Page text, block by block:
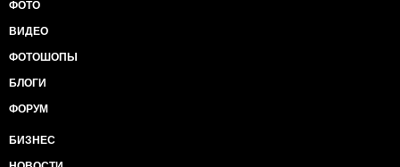
ФОТО
ВИДЕО
ФОТОШОПЫ
БЛОГИ
ФОРУМ
БИЗНЕС